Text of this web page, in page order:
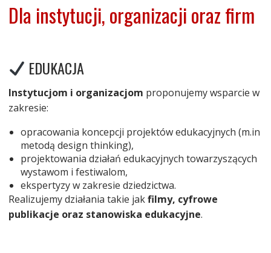
Dla instytucji, organizacji oraz firm
EDUKACJA
Instytucjom i organizacjom proponujemy wsparcie w
zakresie:
opracowania koncepcji projektów edukacyjnych (m.in
metodą design thinking),
projektowania działań edukacyjnych towarzyszących
wystawom i festiwalom,
ekspertyzy w zakresie dziedzictwa.
Realizujemy działania takie jakfilmy, cyfrowe
publikacje oraz stanowiska edukacyjne.